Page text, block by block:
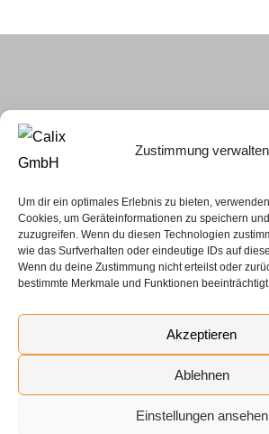
Zustimmung verwalten
Um dir ein optimales Erlebnis zu bieten,
Cookies, um Geräteinformationen zu speichern
zuzugreifen. Wenn du diesen Technologien
wie das Surfverhalten oder eindeutige IDs auf
Wenn du deine Zustimmung nicht erteilst oder
bestimmte Merkmale und Funktionen
Akzeptieren
Ablehnen
Einstellungen ansehen